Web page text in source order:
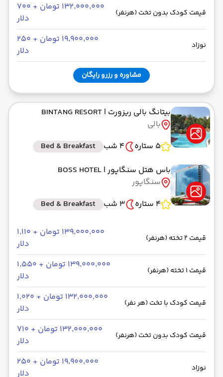
قیمت کودک بدون تخت (هرنفر)
۱۳۲٬۰۰۰٬۰۰۰ تومان + ۷۰۰
دلار
نوزاد
۱۹٬۹۰۰٬۰۰۰ تومان + ۲۵۰
دلار
مشاوره و رزرو رایگان
بیتانگ بالی ریزورت | BINTANG RESORT
بالی
5 ستاره
4 شب
Bed & Breakfast
باس هتل سنگاپور| BOSS HOTEL
سنگاپور
4 ستاره
3 شب Bed & Breakfast
قیمت 2 تخته (هرنفر)
۱۳۹٬۰۰۰٬۰۰۰ تومان + ۱٬۱۱۰
دلار
قیمت 1 تخته (هرنفر)
۱۳۹٬۰۰۰٬۰۰۰ تومان + ۱٬۵۵۰
دلار
قیمت کودک با تخت (هر نفر)
۱۳۲٬۰۰۰٬۰۰۰ تومان + ۱٬۰۲۰
دلار
قیمت کودک بدون تخت (هرنفر)
۱۳۲٬۰۰۰٬۰۰۰ تومان + ۷۱۰
دلار
نوزاد
۱۹٬۹۰۰٬۰۰۰ تومان + ۲۵۰
دلار